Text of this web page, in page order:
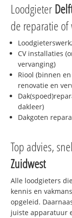
Loodgieter
de reparatie of
CV installaties
vervanging)
Riool (binnen
renovatie en
dakleer)
Dakgoten
Top advies,
Zuidwest
Alle loodgieters
kennis en
opgeleid.
juiste apparatuur